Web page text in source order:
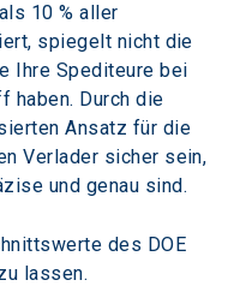
10 % aller
spiegelt nicht die
Ihre Spediteure bei
haben. Durch die
Ansatz für die
Verlader sicher sein,
und genau sind.
des DOE
lassen.